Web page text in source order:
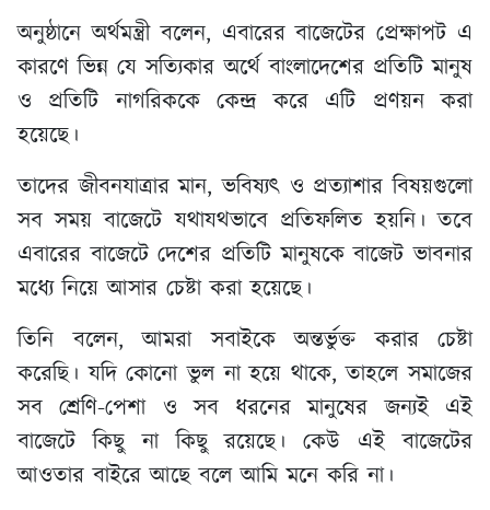
অনুষ্ঠানে অর্থমন্ত্রী বলেন, এবারের বাজেটের প্রেক্ষাপট এ
কারণে ভিন্ন যে সত্যিকার অর্থে বাংলাদেশের প্রতিটি মানুষ
ও প্রতিটি নাগরিককে কেন্দ্র করে এটি প্রণয়ন করা
হয়েছে।
তাদের জীবনযাত্রার মান, ভবিষ্যৎ ও প্রত্যাশার বিষয়গুলো
সব সময় বাজেটে যথাযথভাবে প্রতিফলিত হয়নি। তবে
এবারের বাজেটে দেশের প্রতিটি মানুষকে বাজেট ভাবনার
মধ্যে নিয়ে আসার চেষ্টা করা হয়েছে।
তিনি বলেন, আমরা সবাইকে অন্তর্ভুক্ত করার চেষ্টা
করেছি। যদি কোনো ভুল না হয়ে থাকে, তাহলে সমাজের
সব শ্রেণি-পেশা ও সব ধরনের মানুষের জন্যই এই
বাজেটে কিছু না কিছু রয়েছে। কেউ এই বাজেটের
আওতার বাইরে আছে বলে আমি মনে করি না।